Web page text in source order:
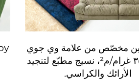
مخصّص من علامة وي جوي
بوزن ٣٥٠ غرام/م²، نسيج مطبّع لتنجيد
الأرائك والكراسي.